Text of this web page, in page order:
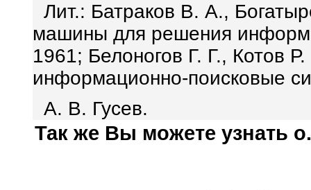
Лит.: Батраков В. А.,
машины для решения
1961; Белоногов Г. Г., Котов
информационно-поисковые
А. В. Гусев.
Так же Вы можете узнать